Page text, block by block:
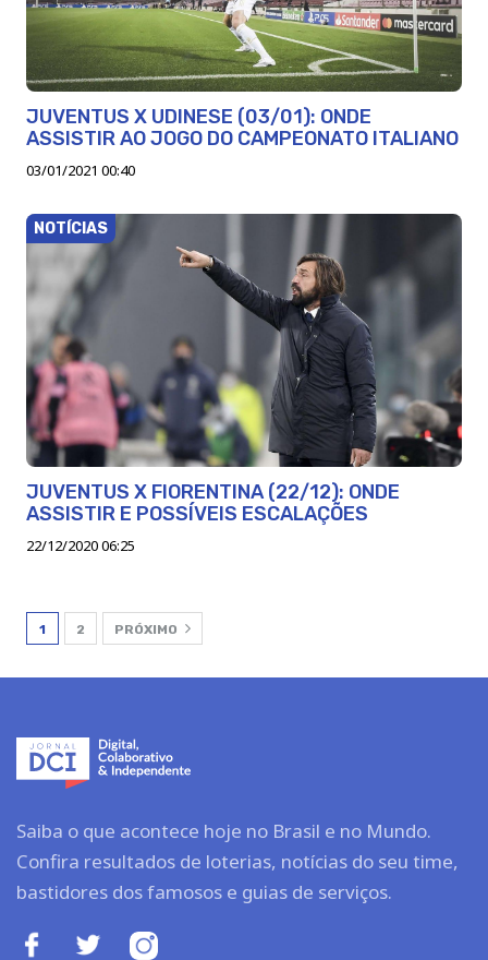
JUVENTUS X UDINESE (03/01): ONDE
ASSISTIR AO JOGO DO CAMPEONATO ITALIANO
03/01/2021 00:40
NOTÍCIAS
JUVENTUS X FIORENTINA (22/12): ONDE
ASSISTIR E POSSÍVEIS ESCALAÇÕES
22/12/2020 06:25
1 2 PRÓXIMO
Saiba o que acontece hoje no Brasil e no Mundo.
Confira resultados de loterias, notícias do seu time,
bastidores dos famosos e guias de serviços.